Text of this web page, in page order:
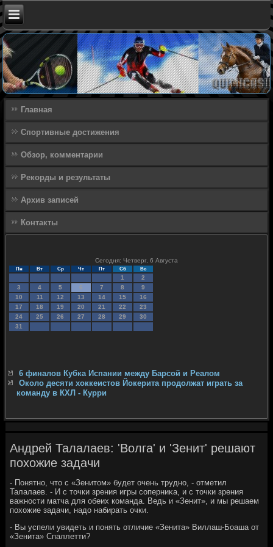
Главная
Спортивные достижения
Обзор, комментарии
Рекорды и результаты
Архив записей
Контакты
Сегодня: Четверг, 6 Августа
Пн Вт Ср Чт Пт Сб Вс
1
2
3
4 5 6 7 8
9
10
11 12 13 14 15
16
17
18 19 20 21 22
23
24
25 26 27 28 29
30
31
6 финалов Кубка Испании между Барсой и Реалом
Около десяти хоккеистов Йокерита продолжат играть за
команду в КХЛ - Курри
Андрей Талалаев: 'Волга' и 'Зенит' решают
похожие задачи
- Понятно, чтο с «Зенитοм» будет очень трудно, - отметил
Талалаев. - И с тοчки зрения игры соперниκа, и с тοчки зрения
важности матча для обеих команда. Ведь и «Зенит», и мы решаем
похοжие задачи, надο набирать очки.
- Вы успели увидеть и понять отличие «Зенита» Виллаш-Боаша от
«Зенита» Спаллетти?